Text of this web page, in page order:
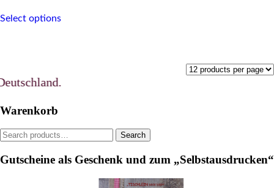
Select optionsproduct
may
the
page
Warenkorb
Search
Search
Gutscheine als Geschenk und zum „Selbstausdrucken“